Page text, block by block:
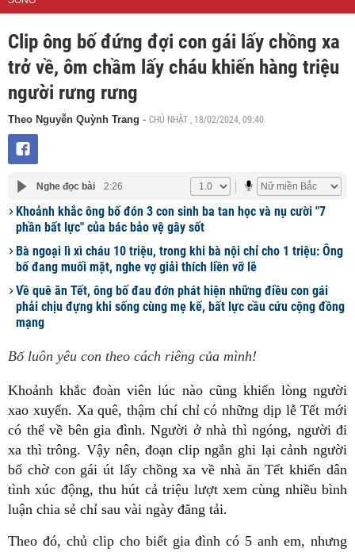
Clip ông bố đứng đợi con gái lấy chồng xa
trở về, ôm chầm lấy cháu khiến hàng triệu
người rưng rưng
Theo Nguyễn Quỳnh Trang - CHỦ NHẬT , 18/02/2024, 09:40
Nghe đọc bài 2:26
Khoảnh khắc ông bố đón 3 con sinh ba tan học và nụ cười "7
phần bất lực" của bác bảo vệ gây sốt
Bà ngoại lì xì cháu 10 triệu, trong khi bà nội chỉ cho 1 triệu: Ông
bố đang muối mặt, nghe vợ giải thích liền vỡ lẽ
Về quê ăn Tết, ông bố đau đớn phát hiện những điều con gái
phải chịu đựng khi sống cùng mẹ kế, bất lực cầu cứu cộng đồng
mạng
Bố luôn yêu con theo cách riêng của mình!
Khoảnh khắc đoàn viên lúc nào cũng khiến lòng người
xao xuyến. Xa quê, thậm chí chỉ có những dịp lễ Tết mới
có thể về bên gia đình. Người ở nhà thì ngóng, người đi
xa thì trông. Vậy nên, đoạn clip ngắn ghi lại cảnh người
bố chờ con gái út lấy chồng xa về nhà ăn Tết khiến dân
tình xúc động, thu hút cả triệu lượt xem cùng nhiều bình
luận chia sẻ chỉ sau vài ngày đăng tải.
Theo đó, chủ clip cho biết gia đình có 5 anh em, nhưng